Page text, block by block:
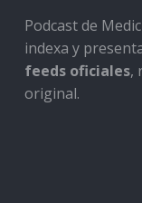
Podcast de
indexa y
feeds oficiales,
original.